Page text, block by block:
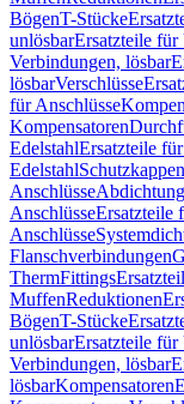
BögenT-Stücke
unlösbarErsatzteile für
Verbindungen, lösbar
lösbarVerschlüsse
für Anschlüsse
Kompensatoren
EdelstahlErsatzteile
Edelstahl
Anschlüsse
AnschlüsseErsatzteile
Anschlüsse
Flanschverbindungen
ThermFittings
MuffenReduktionen
BögenT-Stücke
unlösbarErsatzteile für
Verbindungen, lösbar
lösbarKompensatoren